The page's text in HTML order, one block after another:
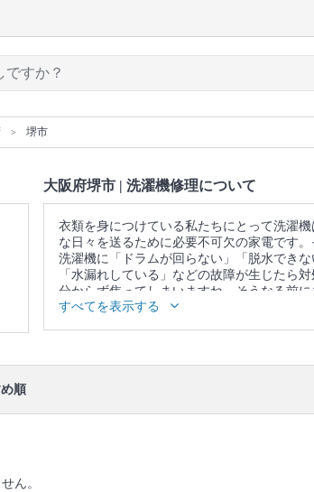
堺市
大阪府堺市 | 洗濯機修理について
衣類を身につけている私たちにとって洗濯
な日々を送るために必要不可欠の家電です。
洗濯機に「ドラムが回らない」「脱水できな
「水漏れしている」などの故障が生じたら
分からず焦ってしまいますね。そうなる前に
コード、異音、発熱などの故障のサインを発
すべてを表示する
順
ん。